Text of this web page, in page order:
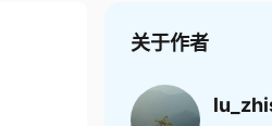
关于作者